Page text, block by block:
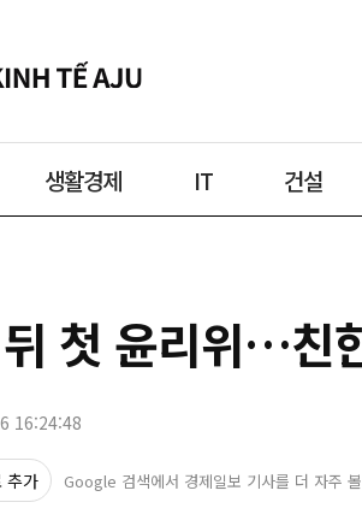
생활경제 IT 건설
첫 윤리위…친
16:24:48
추가 Google 검색에서 경제일보 기사를 더 자주